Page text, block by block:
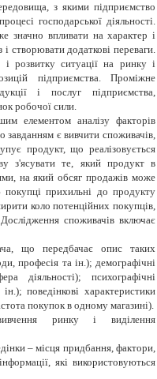
з якими підприємство
господарської діяльності.
значно впливати на характер і
і створювати додаткові переваги.
і розвитку ситуації на ринку і
підприємства. Проміжне
і послуг підприємства,
робочої сили.
елементом аналізу факторів
є вивчити споживачів,
продукт, що реалізовується
з'ясувати те, який продукт в
на який обсяг продажів може
прихильні до продукту
коло потенційних покупців,
споживачів включає
що передбачає опис таких
професія та ін.); демографічні
діяльності); психографічні
поведінкові характеристики
покупок в одному магазині).
ринку і виділення
– місця придбання, фактори,
які використовуються